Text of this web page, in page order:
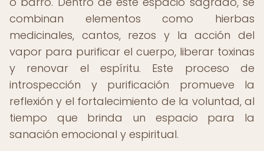
combinan elementos como hierbas
medicinales, cantos, rezos y la acción del
vapor para purificar el cuerpo, liberar toxinas
y renovar el espíritu. Este proceso de
introspección y purificación promueve la
reflexión y el fortalecimiento de la voluntad, al
tiempo que brinda un espacio para la
sanación emocional y espiritual.